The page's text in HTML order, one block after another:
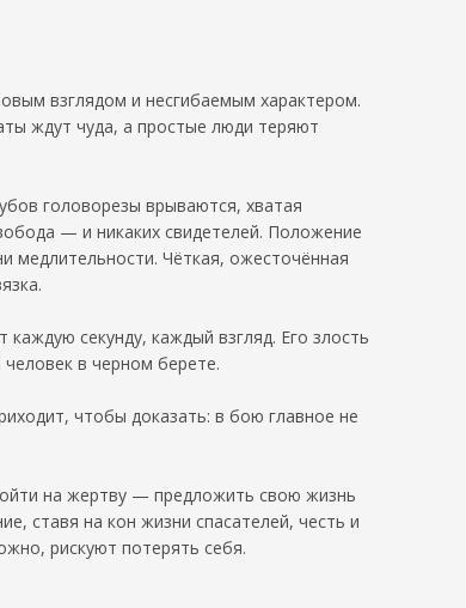
взглядом и несгибаемым характером.
ждут чуда, а простые люди теряют
головорезы врываются, хватая
— и никаких свидетелей. Положение
медлительности. Чёткая, ожесточённая
секунду, каждый взгляд. Его злость
в черном берете.
чтобы доказать: в бою главное не
на жертву — предложить свою жизнь
ставя на кон жизни спасателей, честь и
рискуют потерять себя.